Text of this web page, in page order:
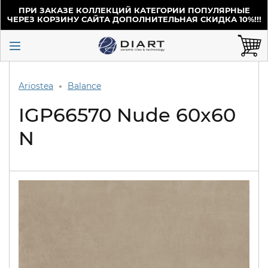
ПРИ ЗАКАЗЕ КОЛЛЕКЦИЙ КАТЕГОРИИ ПОПУЛЯРНЫЕ
ЧЕРЕЗ КОРЗИНУ САЙТА ДОПОЛНИТЕЛЬНАЯ СКИДКА 10%!!!
Ariostea Balance
IGP66570 Nude 60x60
N